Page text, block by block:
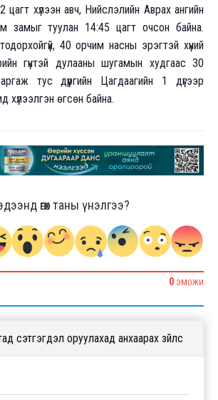
хүлээн авч, Нийслэлийн Аврах ангийн
замыг туулан 14:45 цагт очсон байна.
40 орчим насны эрэгтэй хүний
гүнтэй дулааны шугамын худгаас 30
тус дүүргийн Цагдаагийн 1 дүгээр
хүлээлгэн өгсөн байна.
өгөх таны үнэлгээ?
0 ЭМОЖИ
сэтгэгдэл оруулахад анхаарах зүйлс